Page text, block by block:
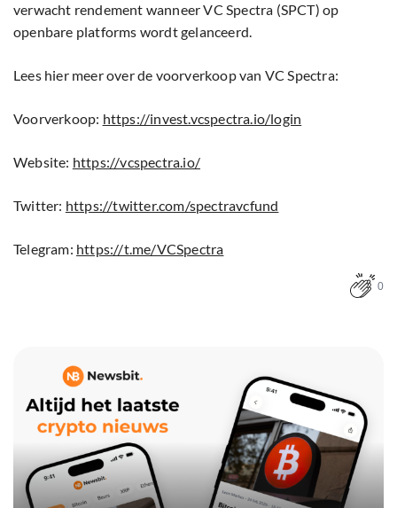
verwacht rendement wanneer VC Spectra (SPCT) op
openbare platforms wordt gelanceerd.
Lees hier meer over de voorverkoop van VC Spectra:
Voorverkoop: https://invest.vcspectra.io/login
Website: https://vcspectra.io/
Twitter: https://twitter.com/spectravcfund
Telegram: https://t.me/VCSpectra
0